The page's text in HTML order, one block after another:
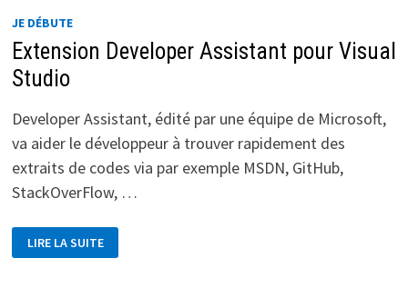
JE DÉBUTE
Extension Developer Assistant pour Visual
Studio
Developer Assistant, édité par une équipe de Microsoft,
va aider le développeur à trouver rapidement des
extraits de codes via par exemple MSDN, GitHub,
StackOverFlow, …
DEVELOPER
ASSISTANT
LIRE LA SUITE